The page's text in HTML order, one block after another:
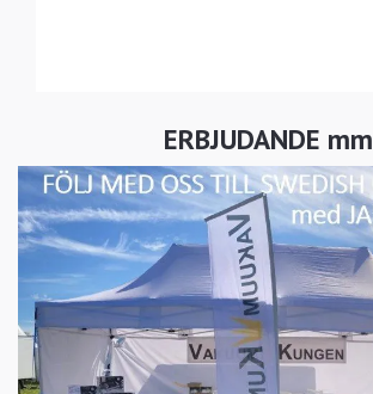
ERBJUDANDE mm